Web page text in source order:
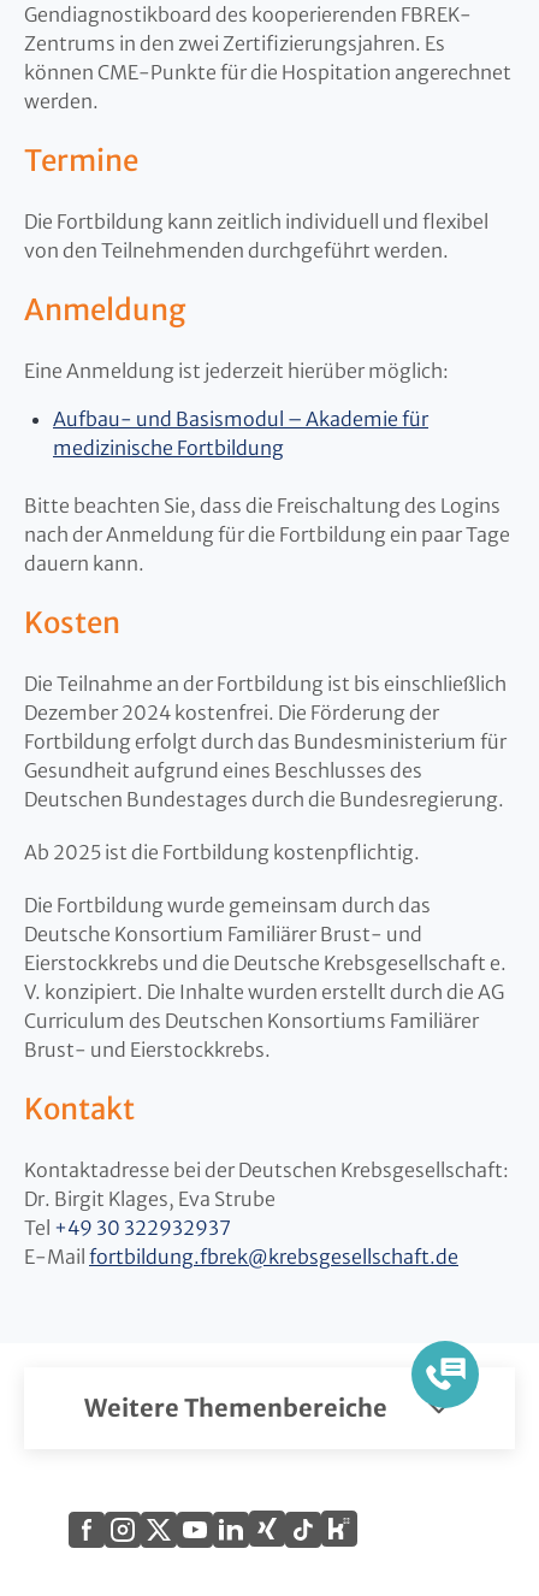
Gendiagnostikboard des kooperierenden FBREK-
Zentrums in den zwei Zertifizierungsjahren. Es
können CME-Punkte für die Hospitation angerechnet
werden.
Termine
Die Fortbildung kann zeitlich individuell und flexibel
von den Teilnehmenden durchgeführt werden.
Anmeldung
Eine Anmeldung ist jederzeit hierüber möglich:
Aufbau- und Basismodul – Akademie für
medizinische Fortbildung
Bitte beachten Sie, dass die Freischaltung des Logins
nach der Anmeldung für die Fortbildung ein paar Tage
dauern kann.
Kosten
Die Teilnahme an der Fortbildung ist bis einschließlich
Dezember 2024 kostenfrei. Die Förderung der
Fortbildung erfolgt durch das Bundesministerium für
Gesundheit aufgrund eines Beschlusses des
Deutschen Bundestages durch die Bundesregierung.
Ab 2025 ist die Fortbildung kostenpflichtig.
Die Fortbildung wurde gemeinsam durch das
Deutsche Konsortium Familiärer Brust- und
Eierstockkrebs und die Deutsche Krebsgesellschaft e.
V. konzipiert. Die Inhalte wurden erstellt durch die AG
Curriculum des Deutschen Konsortiums Familiärer
Brust- und Eierstockkrebs.
Kontakt
Kontaktadresse bei der Deutschen Krebsgesellschaft:
Dr. Birgit Klages, Eva Strube
Tel +49 30 322932937
E-Mail fortbildung.fbrek@krebsgesellschaft.de
Weitere Themenbereiche
Facebook
Instagram
X
YouTube
LinkedIn
Xing TiktokKununu